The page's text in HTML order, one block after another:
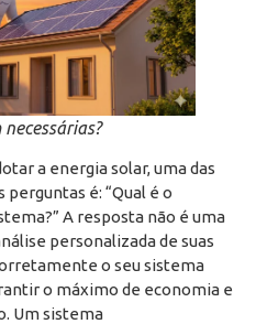
a energia solar, uma das
é: “Qual é o
A resposta não é uma
personalizada de suas
o seu sistema
o máximo de economia e
Um sistema